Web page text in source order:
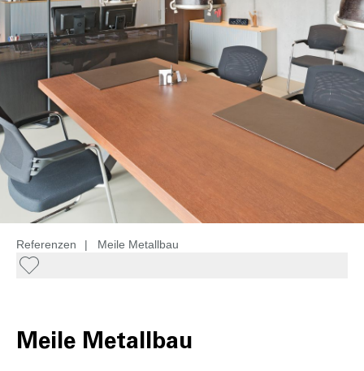
Referenzen | Meile Metallbau
Meile Metallbau